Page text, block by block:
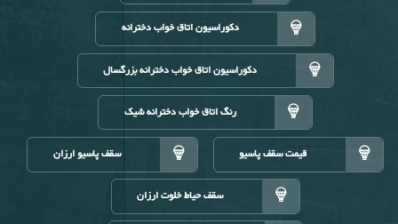
دکوراسیون اتاق خواب دخترانه
دکوراسیون اتاق خواب دخترانه بزرگسال
رنگ اتاق خواب دخترانه شیک
قیمت سقف پاسیو سقف پاسیو ارزان
سقف حیاط خلوت ارزان